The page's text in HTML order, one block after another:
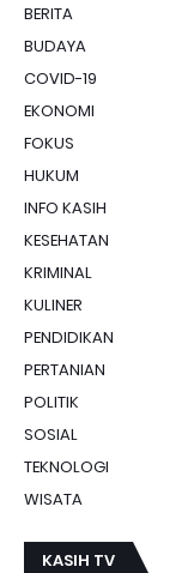
BERITA
BUDAYA
COVID-19
EKONOMI
FOKUS
HUKUM
INFO KASIH
KESEHATAN
KRIMINAL
KULINER
PENDIDIKAN
PERTANIAN
POLITIK
SOSIAL
TEKNOLOGI
WISATA
KASIH TV